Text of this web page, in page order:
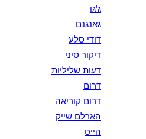
ג'גו
גאנגנם
דודי סלע
דיקור סיני
דעות שליליות
דרום
דרום קוריאה
הארלם שייק
הייט